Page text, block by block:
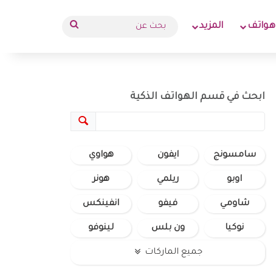
هواتف المزيد بحث
ابحث في قسم الهواتف الذكية
سامسونج ايفون هواوي
اوبو ريلمي هونر
شاومي فيفو انفينكس
نوكيا ون بلس لينوفو
جميع الماركات